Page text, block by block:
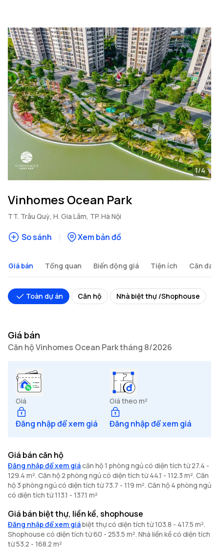
1/4
Vinhomes Ocean Park
So sánh Xem bản đồ
TT. Trâu Quỳ, H. Gia Lâm, TP. Hà Nội
Giá bán Tổng quan Biến động giá Tiện ích Căn
Toàn dự án Căn hộ Nhà biệt thự /Shophouse
Giá bán
Căn hộ Vinhomes Ocean Park tháng 8/2026
Giá
Đăng nhập để xem giá
Giá theo m²
Đăng nhập để xem giá
Giá bán căn hộ
Đăng nhập để xem giácăn hộ 1 phòng ngủ có diện tích từ 27.4 -
129.4 m². Căn hộ 2 phòng ngủ có diện tích từ 44.1 - 112.3 m². Căn
hộ 3 phòng ngủ có diện tích từ 73.7 - 119 m². Căn hộ 4 phòng ngủ
có diện tích từ 113.1 - 137.1 m²
Giá bán biệt thự, liền kề, shophouse
Đăng nhập để xem giábiệt thự có diện tích từ 103.8 - 417.5 m².
Shophouse có diện tích từ 60 - 253.5 m². Nhà liền kề có diện tích
từ 53.2 - 168.2 m²